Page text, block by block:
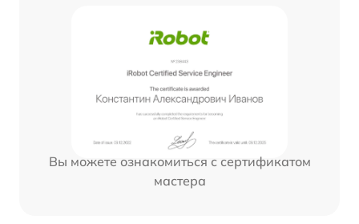
Вы можете ознакомиться с сертификатом
мастера